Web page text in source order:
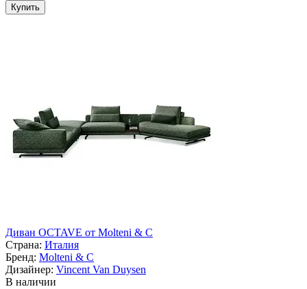
Купить
Диван OCTAVE от Molteni & C
Страна: Италия
Бренд: Molteni & C
Дизайнер: Vincent Van Duysen
В наличии